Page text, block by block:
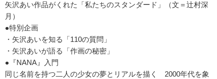
矢沢あい作品がくれた「私たちのスタンダード」（文＝辻村深
月）
●特別企画
・矢沢あいを知る「110の質問」
・矢沢あいが語る「作画の秘密」
●『NANA』入門
同じ名前を持つ二人の少女の夢とリアルを描く 2000年代を象